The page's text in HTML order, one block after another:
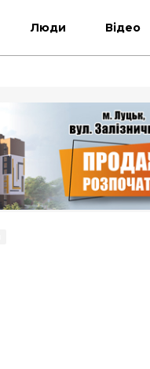
Люди Відео